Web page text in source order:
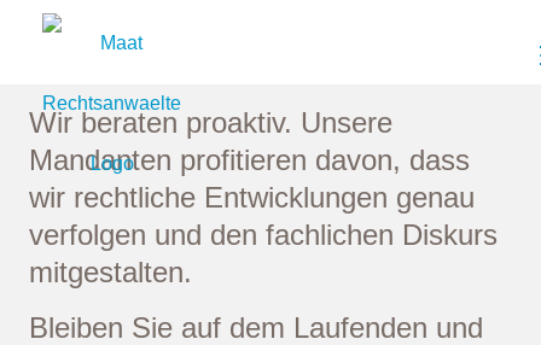
NEWS
Wir beraten proaktiv. Unsere
Mandanten profitieren davon, dass
wir rechtliche Entwicklungen genau
verfolgen und den fachlichen Diskurs
mitgestalten.
Bleiben Sie auf dem Laufenden und